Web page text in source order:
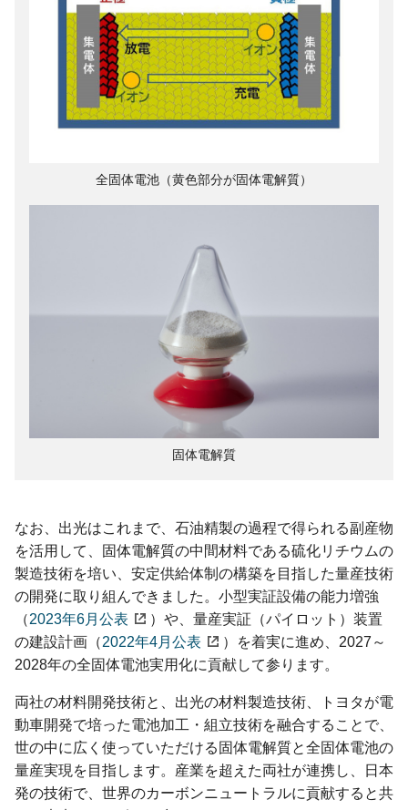
全固体電池（黄色部分が固体電解質）
固体電解質
なお、出光はこれまで、石油精製の過程で得られる副産物
を活用して、固体電解質の中間材料である硫化リチウムの
製造技術を培い、安定供給体制の構築を目指した量産技術
の開発に取り組んできました。小型実証設備の能力増強
（2023年6月公表
）や、量産実証（パイロット）装置
の建設計画（2022年4月公表
）を着実に進め、2027～
2028年の全固体電池実用化に貢献して参ります。
両社の材料開発技術と、出光の材料製造技術、トヨタが電
動車開発で培った電池加工・組立技術を融合することで、
世の中に広く使っていただける固体電解質と全固体電池の
量産実現を目指します。産業を超えた両社が連携し、日本
発の技術で、世界のカーボンニュートラルに貢献すると共